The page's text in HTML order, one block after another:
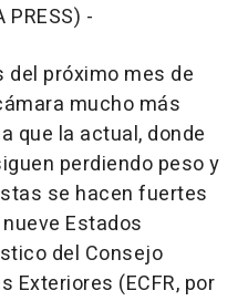
PRESS) -
próximo mes de
mucho más
que la actual, donde
perdiendo peso y
se hacen fuertes
Estados
del Consejo
Exteriores (ECFR, por